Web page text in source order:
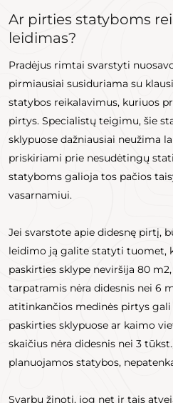
Ar pirties statyboms
leidimas?
Pradėjus rimtai svarstyti
pirmiausiai susiduriama su
statybos reikalavimus, kuriuos
pirtys. Specialistų teigimu, šie
sklypuose dažniausiai neužima
priskiriami prie nesudėtingų
statyboms galioja tos pačios
vasarnamiui.
Jei svarstote apie didesnę pirtį,
leidimo ją galite statyti tuomet,
paskirties sklype neviršija 80
tarpatramis nėra didesnis nei 6
atitinkančios medinės pirtys
paskirties sklypuose ar kaimo
skaičius nėra didesnis nei 3
planuojamos statybos,
Svarbu žinoti, jog net ir tais